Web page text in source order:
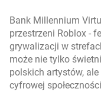
Bank Millennium
przestrzeni Roblox -
grywalizacji w
może nie tylko
polskich artystów,
cyfrowej